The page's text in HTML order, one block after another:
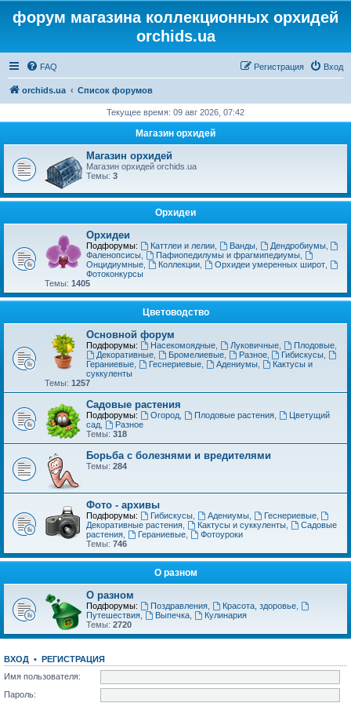
форум магазина коллекционных орхидей
orchids.ua
FAQ Вход
Регистрация
orchids.ua Список форумов
Текущее время: 09 авг 2026, 07:42
Магазин орхидей
Магазин орхидей
Магазин орхидей orchids.ua
Темы: 3
Орхидеи
Орхидеи
Подфорумы: Каттлеи и лелии, Ванды, Дендробиумы,
Фаленопсисы
Пафиопедилумы и фрагмипедиумы,
Онцидиумные
Коллекции, Орхидеи умеренных широт,
Фотоконкурсы
Темы: 1405
Цветоводство
Основной форум
Подфорумы: Насекомоядные, Луковичные, Плодовые,
Декоративные, Бромелиевые, Разное, Гибискусы
Гераниевые
Геснериевые, Адениумы,
Кактусы и
суккуленты
Темы: 1257
Садовые растения
Подфорумы: Огород, Плодовые растения,
Цветущий
сад
Разное
Темы: 318
Борьба с болезнями и вредителями
Темы: 284
Фото - архивы
Подфорумы: Гибискусы, Адениумы, Геснериевые,
Декоративные растения
Кактусы и суккуленты,
Садовые
растения
Гераниевые,
Фотоуроки
Темы: 746
О разном
О разном
Подфорумы: Поздравления, Красота, здоровье,
Путешествия
Выпечка,
Кулинария
Темы: 2720
ВХОД • РЕГИСТРАЦИЯ
Имя пользователя:
Пароль: